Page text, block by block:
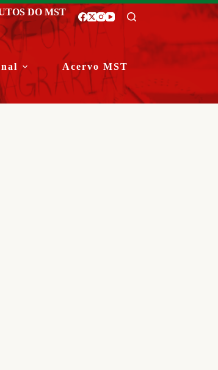
DO MST
Acervo MST